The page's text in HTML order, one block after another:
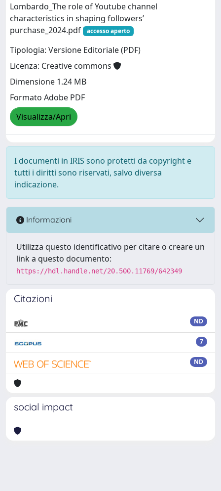
Lombardo_The role of Youtube channel
characteristics in shaping followers’
purchase_2024.pdf
accesso aperto
Tipologia: Versione Editoriale (PDF)
Licenza: Creative commons
Dimensione 1.24 MB
Formato Adobe PDF
Visualizza/Apri
I documenti in IRIS sono protetti da copyright e
tutti i diritti sono riservati, salvo diversa
indicazione.
Informazioni
Utilizza questo identificativo per citare o creare un
link a questo documento:
https://hdl.handle.net/20.500.11769/642349
Citazioni
ND
7
ND
social impact